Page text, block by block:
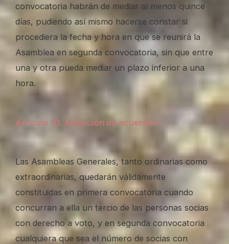
convocatoria habrán de mediar al menos quince
días, pudiendo así mismo hacerse constar si
procediera la fecha y hora en que se reunirá la
Asamblea en segunda convocatoria, sin que entre
una y otra pueda mediar un plazo inferior a una
hora.
Artículo 10. Adopción de acuerdos
Las Asambleas Generales, tanto ordinarias como
extraordinarias, quedarán válidamente
constituidas en primera convocatoria cuando
concurran a ella un tercio de las personas socias
con derecho a voto, y en segunda convocatoria
cualquiera que sea el número de socias con